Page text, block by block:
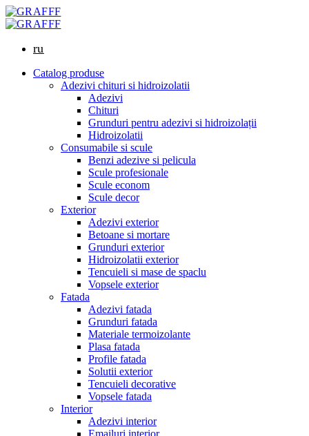
ru
Catalog produse
Adezivi chituri si hidroizolatii
Adezivi
Chituri
Grunduri pentru adezivi si hidroizolații
Hidroizolatii
Consumabile si scule
Benzi adezive si pelicula
Scule profesionale
Scule econom
Scule decor
Exterior
Adezivi exterior
Betoane si mortare
Grunduri exterior
Hidroizolatii exterior
Tencuieli si mase de spaclu
Vopsele exterior
Fatada
Adezivi fatada
Grunduri fatada
Materiale termoizolante
Plasa fatada
Profile fatada
Solutii exterior
Tencuieli decorative
Vopsele fatada
Interior
Adezivi interior
Emailuri interior